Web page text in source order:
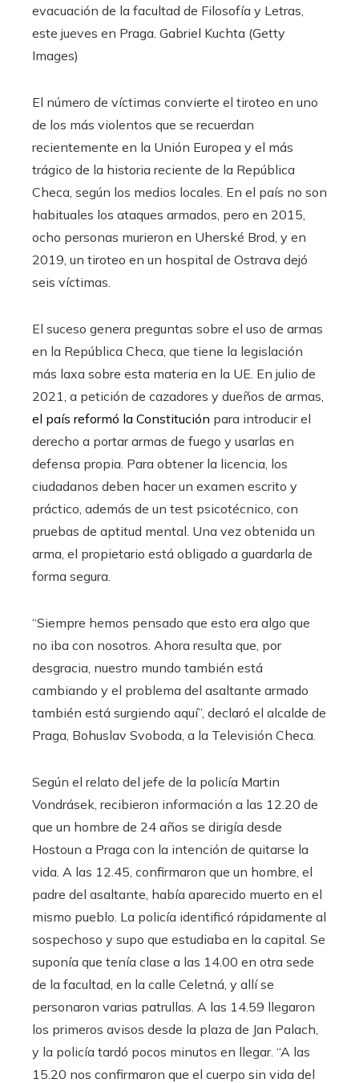
evacuación de la facultad de Filosofía y Letras,
este jueves en Praga. Gabriel Kuchta (Getty
Images)
El número de víctimas convierte el tiroteo en uno
de los más violentos que se recuerdan
recientemente en la Unión Europea y el más
trágico de la historia reciente de la República
Checa, según los medios locales. En el país no son
habituales los ataques armados, pero en 2015,
ocho personas murieron en Uherské Brod, y en
2019, un tiroteo en un hospital de Ostrava dejó
seis víctimas.
El suceso genera preguntas sobre el uso de armas
en la República Checa, que tiene la legislación
más laxa sobre esta materia en la UE. En julio de
2021, a petición de cazadores y dueños de armas,
el país reformó la Constitución para introducir el
derecho a portar armas de fuego y usarlas en
defensa propia. Para obtener la licencia, los
ciudadanos deben hacer un examen escrito y
práctico, además de un test psicotécnico, con
pruebas de aptitud mental. Una vez obtenida un
arma, el propietario está obligado a guardarla de
forma segura.
“Siempre hemos pensado que esto era algo que
no iba con nosotros. Ahora resulta que, por
desgracia, nuestro mundo también está
cambiando y el problema del asaltante armado
también está surgiendo aquí”, declaró el alcalde de
Praga, Bohuslav Svoboda, a la Televisión Checa.
Según el relato del jefe de la policía Martin
Vondrásek, recibieron información a las 12.20 de
que un hombre de 24 años se dirigía desde
Hostoun a Praga con la intención de quitarse la
vida. A las 12.45, confirmaron que un hombre, el
padre del asaltante, había aparecido muerto en el
mismo pueblo. La policía identificó rápidamente al
sospechoso y supo que estudiaba en la capital. Se
suponía que tenía clase a las 14.00 en otra sede
de la facultad, en la calle Celetná, y allí se
personaron varias patrullas. A las 14.59 llegaron
los primeros avisos desde la plaza de Jan Palach,
y la policía tardó pocos minutos en llegar. “A las
15.20 nos confirmaron que el cuerpo sin vida del